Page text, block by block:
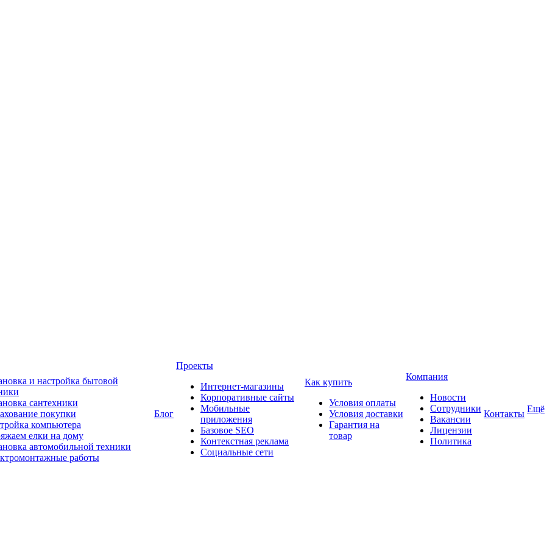
и настройка бытовой
сантехники
покупки
компьютера
елки на дому
автомобильной техники
работы
Блог
Проекты
Интернет-магазины
Корпоративные сайты
Мобильные
приложения
Базовое SEO
Контекстная реклама
Социальные сети
Как купить
Условия оплаты
Условия доставки
Гарантия на
товар
Компания
Новости
Сотрудники
Вакансии
Лицензии
Политика
Контакты Ещё